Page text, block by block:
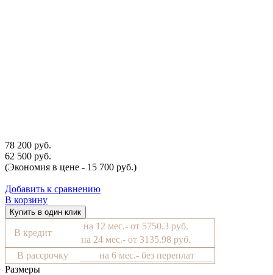
78 200 руб.
62 500 руб.
(Экономия в цене - 15 700 руб.)
Добавить к сравнению
В корзину
Купить в один клик
В кредит
на 12 мес.- от 5750.3 руб.
на 24 мес.- от 3135.98 руб.
В рассрочку
на 6 мес.- без переплат
Размеры